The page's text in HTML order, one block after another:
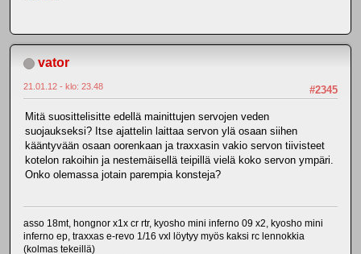
vator
#2345
21.01.12 - klo: 23.48
Mitä suosittelisitte edellä mainittujen servojen veden
suojaukseksi? Itse ajattelin laittaa servon ylä osaan siihen
kääntyvään osaan oorenkaan ja traxxasin vakio servon tiivisteet
kotelon rakoihin ja nestemäisellä teipillä vielä koko servon ympäri.
Onko olemassa jotain parempia konsteja?
asso 18mt, hongnor x1x cr rtr, kyosho mini inferno 09 x2, kyosho mini
inferno ep, traxxas e-revo 1/16 vxl löytyy myös kaksi rc lennokkia
(kolmas tekeillä)